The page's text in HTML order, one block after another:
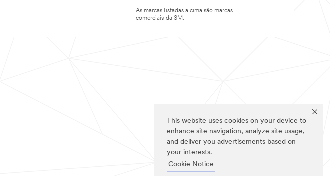
This website uses cookies on your device to
enhance site navigation, analyze site usage,
and deliver you advertisements based on
your interests.
Cookie Notice
As marcas listadas a cima são marcas
comerciais da 3M.